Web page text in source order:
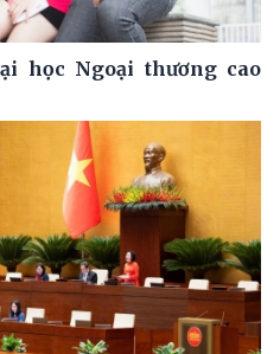
học Ngoại thương cao